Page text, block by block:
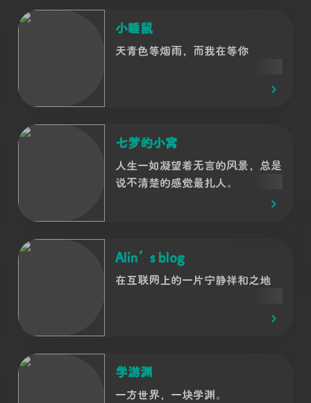
小睡鼠
天青色等烟雨，而我在等你
七梦的小窝
人生一如凝望着无言的风景，总是
说不清楚的感觉最扎人。
Alin’s blog
在互联网上的一片宁静祥和之地
学游渊
一方世界，一块学渊。